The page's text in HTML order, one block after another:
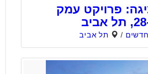
פרויקט עמק
/ תל אביב